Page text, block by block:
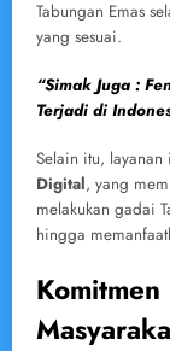
Tabungan Emas
yang sesuai.
“Simak Juga :
Terjadi di
Selain itu,
Digital, yang
melakukan gadai
hingga